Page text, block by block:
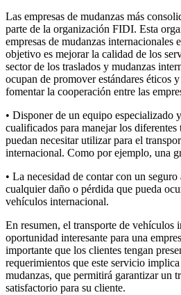
Las empresas de mudanzas más
parte de la organización FIDI. Esta
empresas de mudanzas internacionales
objetivo es mejorar la calidad de los
sector de los traslados y mudanzas
ocupan de promover estándares éticos
fomentar la cooperación entre las
• Disponer de un equipo especializado
cualificados para manejar los
puedan necesitar utilizar para el
internacional. Como por ejemplo, una
• La necesidad de contar con un
cualquier daño o pérdida que pueda
vehículos internacional.
En resumen, el transporte de vehículos
oportunidad interesante para una
importante que los clientes tengan
requerimientos que este servicio
mudanzas, que permitirá garantizar un
satisfactorio para su cliente.